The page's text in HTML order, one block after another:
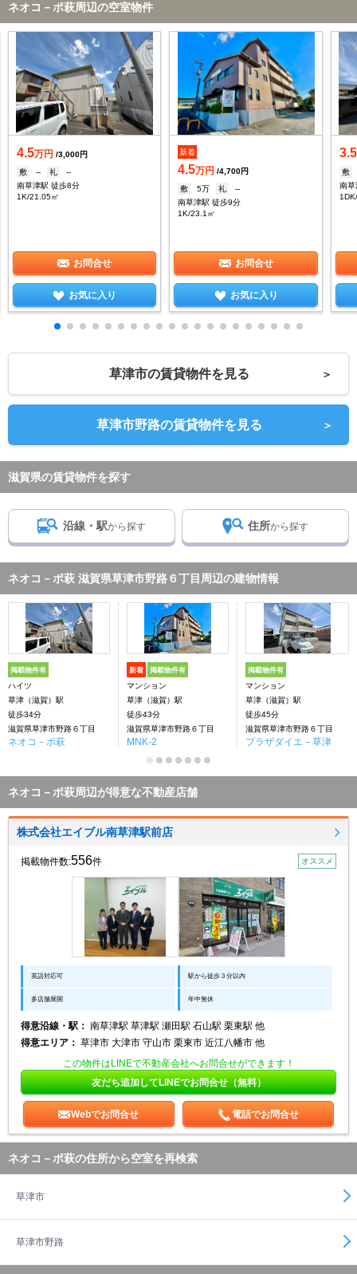
ネオコ－ポ萩周辺の空室物件
4.5万円 /3,000円
敷
-- 礼
--
南草津駅 徒歩8分
1K/21.05㎡
お問合せ
お気に入り
新着
4.5万円 /4,700円
敷
5万 礼
--
南草津駅 徒歩9分
1K/23.1㎡
お問合せ
お気に入り
3.5
敷
南草
草津市の賃貸物件を見る ＞
草津市野路の賃貸物件を見る ＞
滋賀県の賃貸物件を探す
沿線・駅から探す 住所から探す
ネオコ－ポ萩 滋賀県草津市野路６丁目周辺の建物情報
掲載物件有
ハイツ
草津（滋賀）駅
徒歩34分
滋賀県草津市野路６丁目
ネオコ－ポ萩
新着 掲載物件有
マンション
草津（滋賀）駅
徒歩43分
滋賀県草津市野路６丁目
MNK-2
掲載物件有
マンション
草津（滋賀）駅
徒歩45分
滋賀県草津市野路６丁目
プラザダイエ－草津
ネオコ－ポ萩周辺が得意な不動産店舗
株式会社エイブル南草津駅前店
掲載物件数:556件 オススメ
英語対応可 駅から徒歩３分以内
多店舗展開 年中無休
得意沿線・駅： 南草津駅 草津駅 瀬田駅 石山駅 栗東駅 他
得意エリア： 草津市 大津市 守山市 栗東市 近江八幡市 他
この物件はLINEで不動産会社へお問合せができます！
友だち追加してLINEでお問合せ（無料）
Webでお問合せ 電話でお問合せ
ネオコ－ポ萩の住所から空室を再検索
草津市
草津市野路